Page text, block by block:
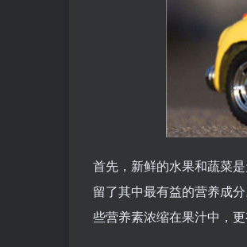
首先，新鲜的水果和蔬菜
留了其中最有益的营养成
些营养素浓缩在果汁中，更